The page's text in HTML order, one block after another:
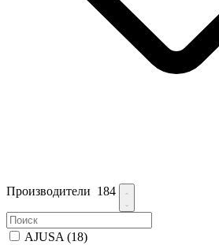
Производители 184
AJUSA (18)